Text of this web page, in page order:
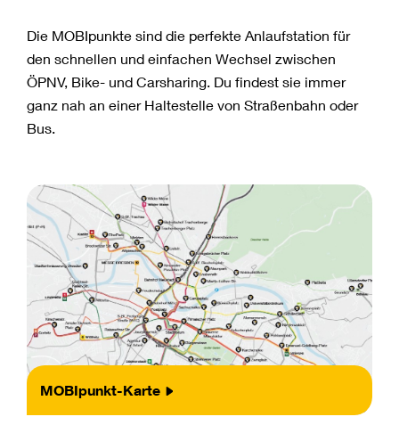
Die MOBIpunkte sind die perfekte Anlaufstation für
den schnellen und einfachen Wechsel zwischen
ÖPNV, Bike- und Carsharing. Du findest sie immer
ganz nah an einer Haltestelle von Straßenbahn oder
Bus.
MOBIpunkt-Karte